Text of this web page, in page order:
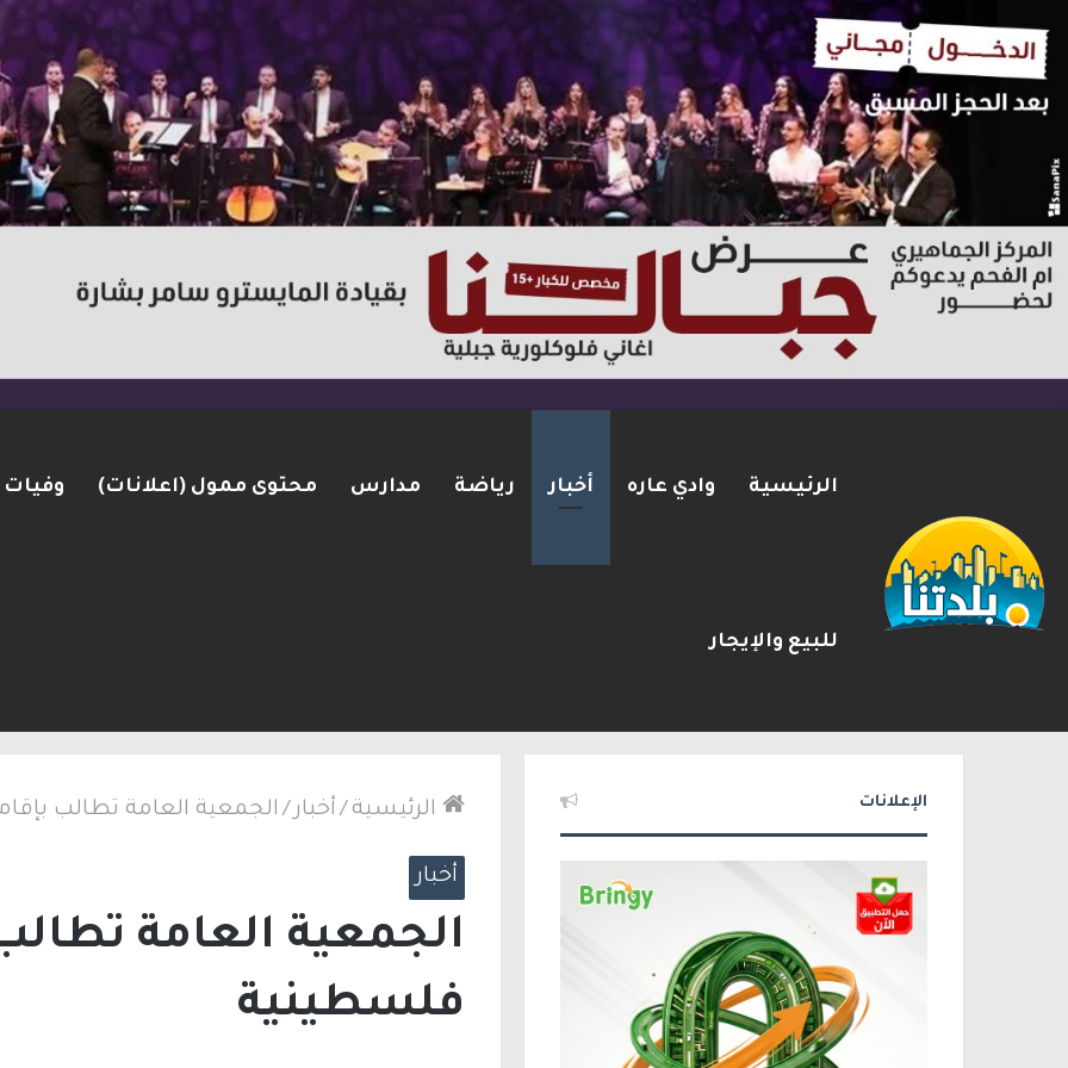
الرئيسية وادي عاره أخبار رياضة مدارس محتوى ممول (اعلانات) وفيات
للبيع والإيجار
الرئيسية / أخبار / الجمعية العامة تطالب
أخبار
الجمعية العامة
فلسطينية
الإعلانات